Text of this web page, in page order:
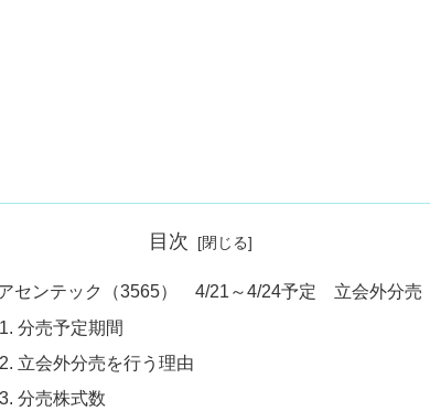
目次
センテック（3565） 4/21～4/24予定 立会外分売
分売予定期間
立会外分売を行う理由
分売株式数